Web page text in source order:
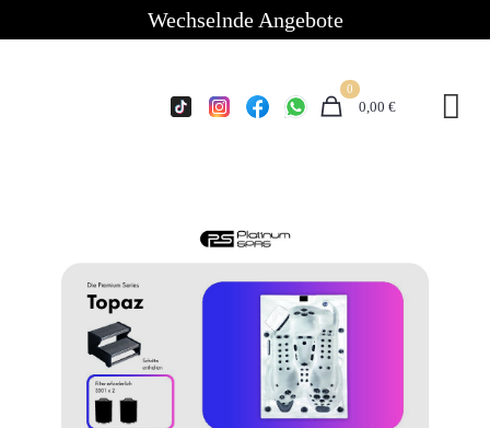
Wechselnde Angebote
0
0,00 €